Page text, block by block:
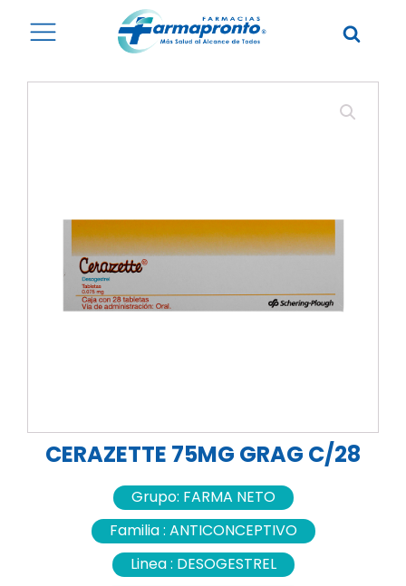
CERAZETTE 75MG GRAG C/28
Grupo: FARMA NETO
Familia : ANTICONCEPTIVO
Linea : DESOGESTREL